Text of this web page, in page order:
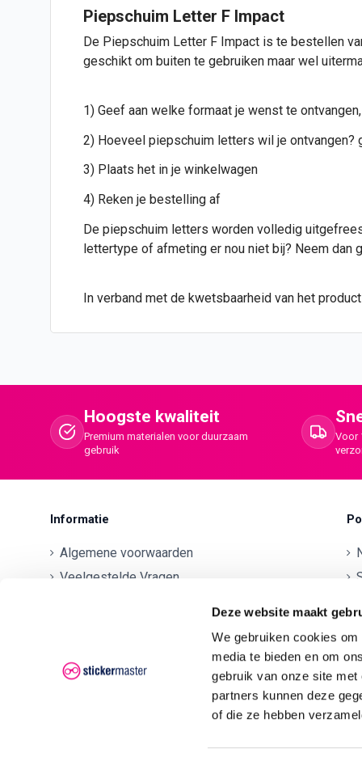
Deze website maakt
We gebruiken cookies
media te bieden en om
gebruik van onze site
partners kunnen deze
of die ze hebben
Piepschuim Letter F Impact
De Piepschuim Letter F Impact is te bestellen
geschikt om buiten te gebruiken maar wel
1) Geef aan welke formaat je wenst te
2) Hoeveel piepschuim letters wil je ontvangen?
3) Plaats het in je winkelwagen
4) Reken je bestelling af
De piepschuim letters worden volledig
lettertype of afmeting er nou niet bij? Neem dan
In verband met de kwetsbaarheid van het
Hoogste kwaliteit
Premium materialen voor duurzaam
gebruik
Voor
Informatie
Algemene voorwaarden
Veelgestelde Vragen
Klachten
Privacyverklaring AVG/GDPR